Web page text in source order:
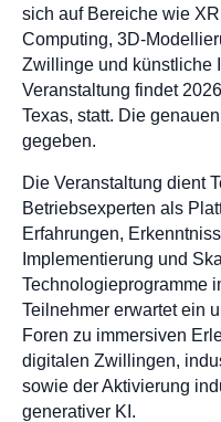
sich auf Bereiche wie
Computing, 3D-
Zwillinge und künstliche
Veranstaltung findet
Texas, statt. Die
gegeben.
Die Veranstaltung dient
Betriebsexperten als
Erfahrungen,
Implementierung und
Technologieprogramme
Teilnehmer erwartet ein
Foren zu immersiven
digitalen Zwillingen,
sowie der Aktivierung
generativer KI.